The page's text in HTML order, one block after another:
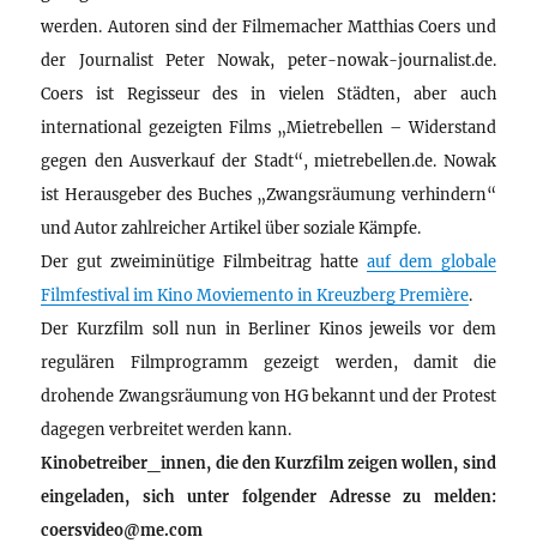
werden. Autoren sind der Filmemacher Matthias Coers und
der Journalist Peter Nowak, peter-nowak-journalist.de.
Coers ist Regisseur des in vielen Städten, aber auch
international gezeigten Films „Mietrebellen – Widerstand
gegen den Ausverkauf der Stadt“, mietrebellen.de. Nowak
ist Herausgeber des Buches „Zwangsräumung verhindern“
und Autor zahlreicher Artikel über soziale Kämpfe.
Der gut zweiminütige Filmbeitrag hatte auf dem globale
Filmfestival im Kino Moviemento in Kreuzberg Première.
Der Kurzfilm soll nun in Berliner Kinos jeweils vor dem
regulären Filmprogramm gezeigt werden, damit die
drohende Zwangsräumung von HG bekannt und der Protest
dagegen verbreitet werden kann.
Kinobetreiber_innen, die den Kurzfilm zeigen wollen, sind
eingeladen, sich unter folgender Adresse zu melden:
coersvideo@me.com